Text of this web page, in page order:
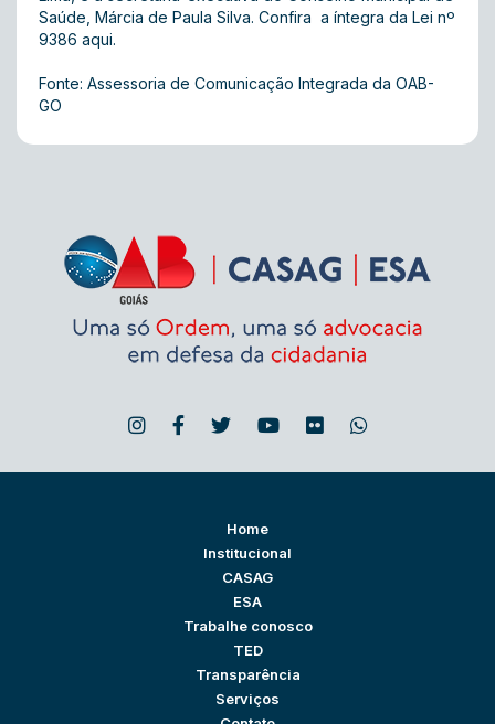
Saúde, Márcia de Paula Silva. Confira a íntegra da Lei nº
9386 aqui.
Fonte: Assessoria de Comunicação Integrada da OAB-
GO
Home
Institucional
CASAG
ESA
Trabalhe conosco
TED
Transparência
Serviços